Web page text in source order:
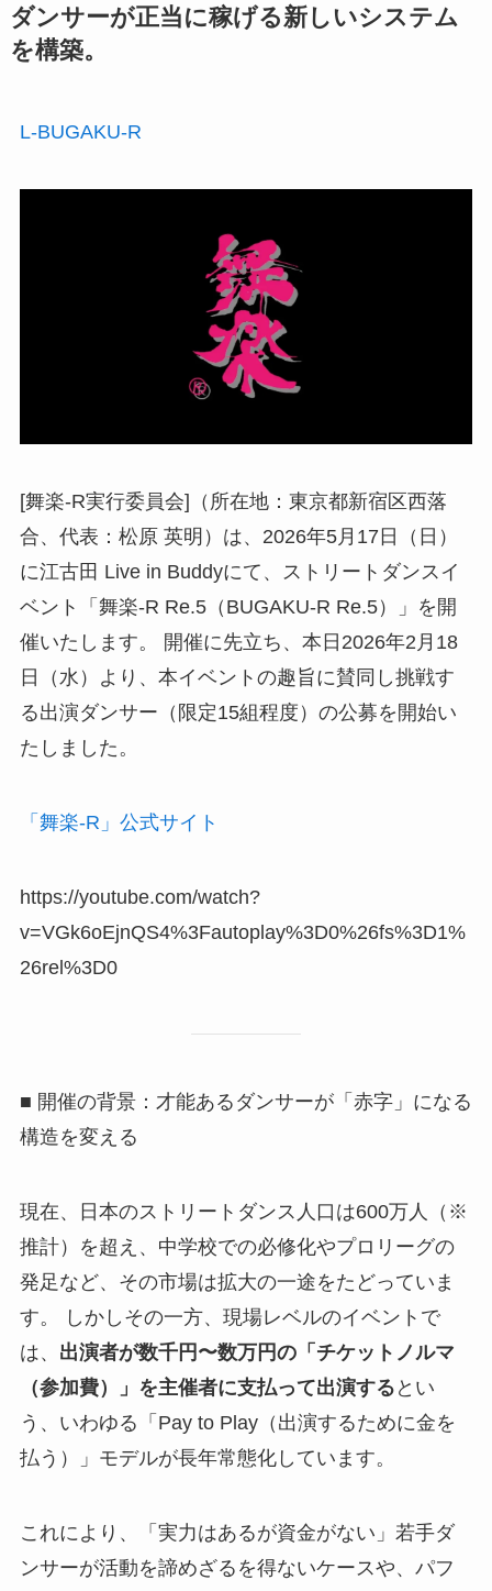
ダンサーが正当に稼げる新しいシステム
を構築。
L-BUGAKU-R
[舞楽-R実行委員会]（所在地：東京都新宿区西落
合、代表：松原 英明）は、2026年5月17日（日）
に江古田 Live in Buddyにて、ストリートダンスイ
ベント「舞楽-R Re.5（BUGAKU-R Re.5）」を開
催いたします。 開催に先立ち、本日2026年2月18
日（水）より、本イベントの趣旨に賛同し挑戦す
る出演ダンサー（限定15組程度）の公募を開始い
たしました。
「舞楽-R」公式サイト
https://youtube.com/watch?
v=VGk6oEjnQS4%3Fautoplay%3D0%26fs%3D1%
26rel%3D0
■ 開催の背景：才能あるダンサーが「赤字」になる
構造を変える
現在、日本のストリートダンス人口は600万人（※
推計）を超え、中学校での必修化やプロリーグの
発足など、その市場は拡大の一途をたどっていま
す。 しかしその一方、現場レベルのイベントで
は、 出演者が数千円〜数万円の「チケットノルマ
（参加費）」を主催者に支払って出演する とい
う、いわゆる「Pay to Play（出演するために金を
払う）」モデルが長年常態化しています。
これにより、「実力はあるが資金がない」若手ダ
ンサーが活動を諦めざるを得ないケースや、パフ